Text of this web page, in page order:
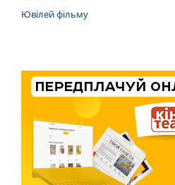
Ювілей фільму